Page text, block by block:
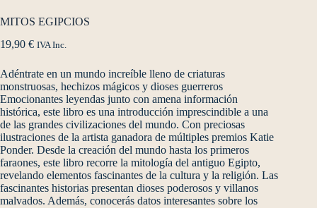
MITOS EGIPCIOS
19,90 € IVA Inc.
Adéntrate en un mundo increíble lleno de criaturas
monstruosas, hechizos mágicos y dioses guerreros
Emocionantes leyendas junto con amena información
histórica, este libro es una introducción imprescindible a una
de las grandes civilizaciones del mundo. Con preciosas
ilustraciones de la artista ganadora de múltiples premios Katie
Ponder. Desde la creación del mundo hasta los primeros
faraones, este libro recorre la mitología del antiguo Egipto,
revelando elementos fascinantes de la cultura y la religión. Las
fascinantes historias presentan dioses poderosos y villanos
malvados. Además, conocerás datos interesantes sobre los